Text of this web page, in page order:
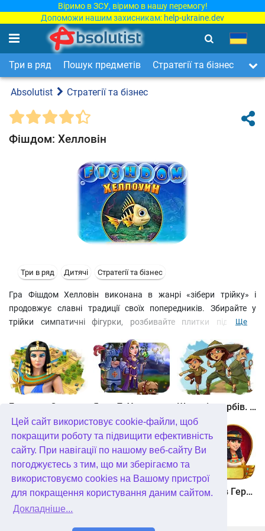
Цей сайт використовує cookie-файли, щоб
покращити роботу та підвищити ефективність
сайту. При навігації по нашому веб-сайту Ви
погоджуєтесь з тим, що ми зберігаємо та
використовуємо cookies на Вашому пристрої
для покращення користування даним сайтом.
Докладніше...
Віримо в ЗСУ, віримо в нашу перемогу!
Допоможи нашим захисникам: help-ukraine.dev
Три в ряд Пошук предметів Стратегії та бізнес
Absolutist Стратегії та бізнес
Фішдом: Хелловін
Три в ряд Дитячі Стратегії та бізнес
Гра Фішдом Хелловін виконана в жанрі «зібери трійку» і
продовжує славні традиції своїх попередників. Збирайте у
трійки симпатичні фігурки, розбивайте плитки під ними,
допоможуть вам пройти рівень за відведений на цей час. Чим
швидше ви закінчите рівень, тим більше грошей отримаєте. А
на виручені гроші ви зможете прикрасити ваші віртуальні
акваріуми неймовірно.
Ще
Шукачі скарбів. Камінь душі
Шукачі скарбів. Сніжна королева. колекційне видання Алісія Квотермейн 3. Таємниця палаючого золота. колекційне видання 12 подвигів Геракла. Як я зустрів Мегару. колекційне видання